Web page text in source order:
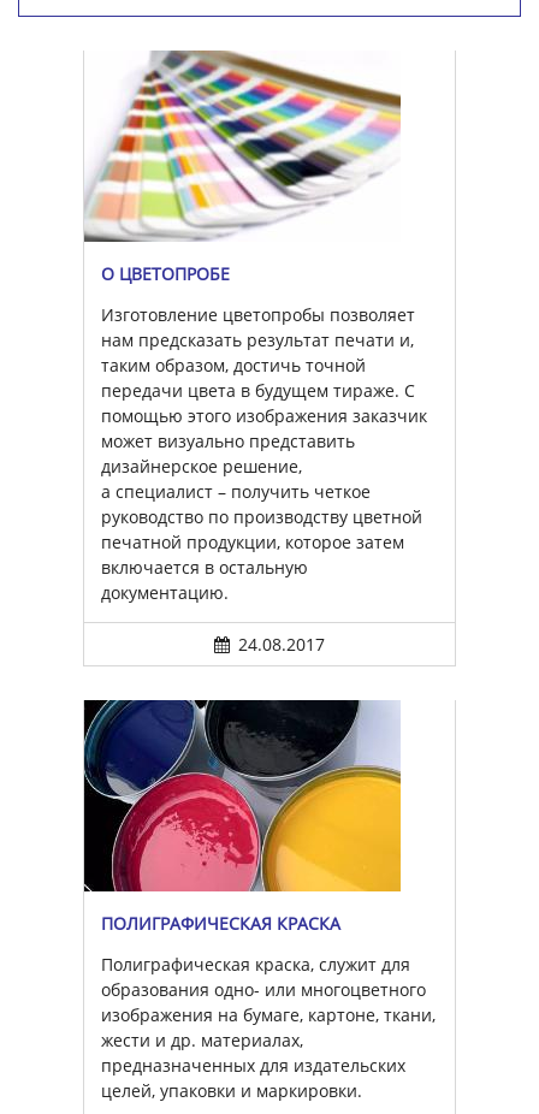
О ЦВЕТОПРОБЕ
Изготовление цветопробы позволяет
нам предсказать результат печати и,
таким образом, достичь точной
передачи цвета в будущем тираже. С
помощью этого изображения заказчик
может визуально представить
дизайнерское решение,
а специалист – получить четкое
руководство по производству цветной
печатной продукции, которое затем
включается в остальную
документацию.
24.08.2017
ПОЛИГРАФИЧЕСКАЯ КРАСКА
Полиграфическая краска, служит для
образования одно- или многоцветного
изображения на бумаге, картоне, ткани,
жести и др. материалах,
предназначенных для издательских
целей, упаковки и маркировки.